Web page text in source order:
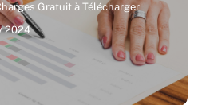
Gratuit à Télécharger
2024